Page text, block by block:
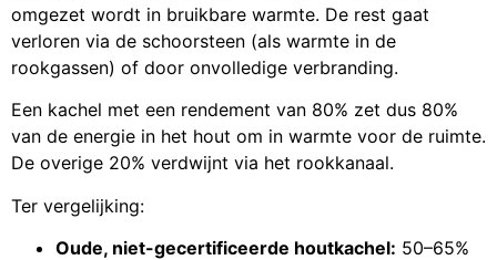
omgezet wordt in bruikbare warmte. De rest gaat
verloren via de schoorsteen (als warmte in de
rookgassen) of door onvolledige verbranding.
Een kachel met een rendement van 80% zet dus 80%
van de energie in het hout om in warmte voor de ruimte.
De overige 20% verdwijnt via het rookkanaal.
Ter vergelijking:
Oude, niet-gecertificeerde houtkachel: 50–65%